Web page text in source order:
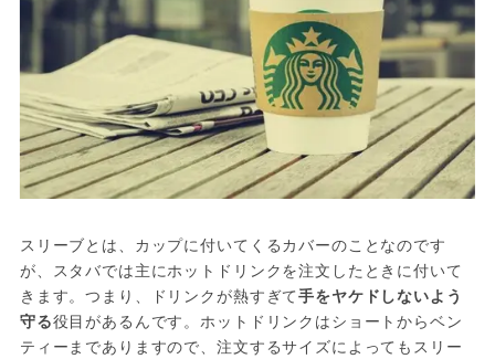
スリーブとは、カップに付いてくるカバーのことなのです
が、スタバでは主にホットドリンクを注文したときに付いて
きます。つまり、ドリンクが熱すぎて手をヤケドしないよう
守る役目があるんです。ホットドリンクはショートからベン
ティーまでありますので、注文するサイズによってもスリー